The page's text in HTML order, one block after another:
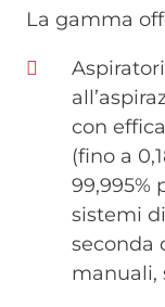
La gamma
con
(fino a
99,995%
sistemi
seconda
manuali,